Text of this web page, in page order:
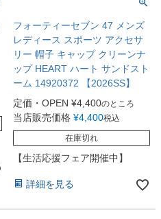
フォーティーセブン 47 メンズ
レディース スポーツ アクセサ
リー 帽子 キャップ クリーンナ
ップ HEART ハート サンドスト
ーム 14920372 【2026SS】
定価・OPEN ¥4,400のところ
当店販売価格 ¥4,400税込
在庫切れ
【生活応援フェア開催中】
詳細を見る